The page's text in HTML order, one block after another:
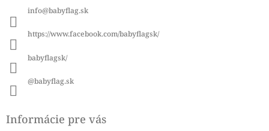
info@babyflag.sk
https://www.facebook.com/babyflagsk/
babyflagsk/
@babyflag.sk
Informácie pre vás